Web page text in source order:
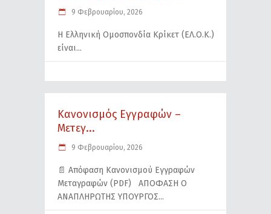
9 Φεβρουαρίου, 2026
Η Ελληνική Ομοσπονδία Κρίκετ (ΕΛ.Ο.Κ.)
είναι
Κανονισμός Εγγραφών –
Μετεγ...
9 Φεβρουαρίου, 2026
📄 Απόφαση Κανονισμού Εγγραφών
Μεταγραφών (PDF) ΑΠΟΦΑΣΗ Ο
ΑΝΑΠΛΗΡΩΤΗΣ ΥΠΟΥΡΓΟΣ